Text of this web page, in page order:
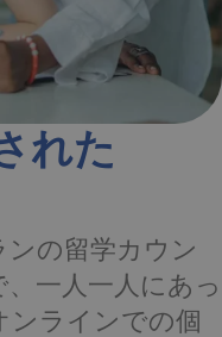
れた
の留学カウン
一人一人にあっ
ンラインでの個